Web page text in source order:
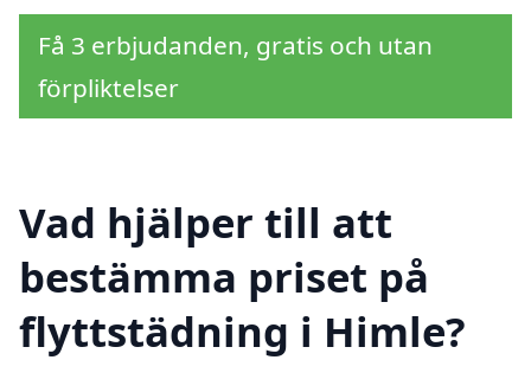
Få 3 erbjudanden, gratis och utan
förpliktelser
Vad hjälper till att
bestämma priset på
flyttstädning i Himle?